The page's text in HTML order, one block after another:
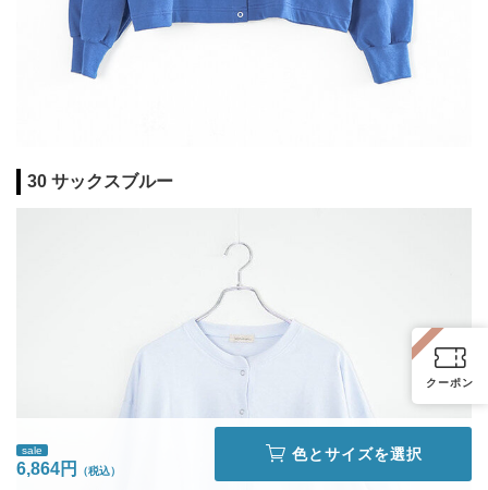
30 サックスブルー
クーポン
sale
6,864円
色とサイズを選択